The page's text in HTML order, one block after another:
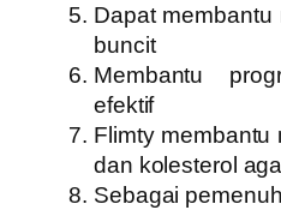
Dapat
buncit
Membantu
efektif
Flimty membantu
dan kolesterol
Sebagai